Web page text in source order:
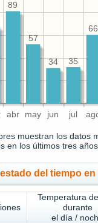
abr may jun jul
66
35
34
57
89
muestran los datos
en los últimos tres años.
del tiempo en
Temperatura
durante
el día /